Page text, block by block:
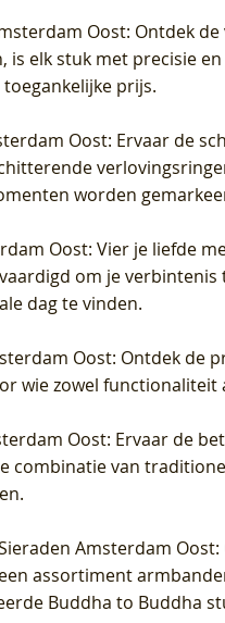
Oost: Ontdek
is elk stuk met precisie
prijs.
Oost: Ervaar de
worden
Oost: Vier je liefde
om je
dag te vinden.
Oost: Ontdek de
wie zowel
Oost: Ervaar de
combinatie van
Amsterdam Oost
assortiment
Buddha to Buddha